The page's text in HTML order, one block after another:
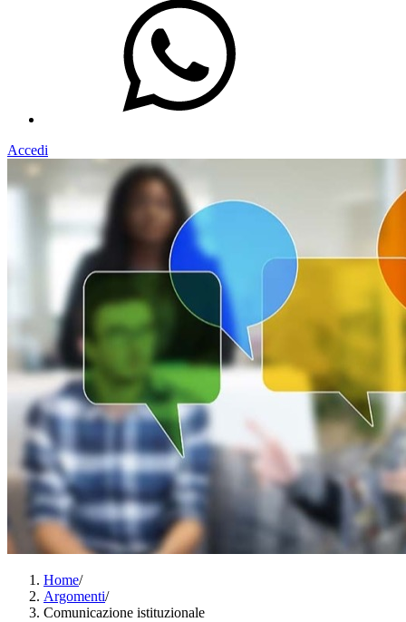
Accedi
Home/
Argomenti/
Comunicazione istituzionale